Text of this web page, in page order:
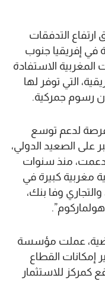
ارتفاع التدفقات
في إفريقيا جنوب
المغربية الاستفادة
التي توفر لها
رسوم جمركية.
لدعم توسع
على الصعيد الدولي،
دعمت، منذ سنوات
مغربية كبيرة في
وفا بنك،
عملت مؤسسة
إمكانات القطاع
كمركز للاستثمار